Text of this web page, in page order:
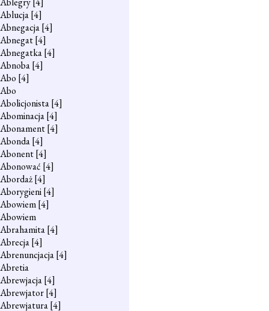
Ablucja[4]
Abnegacja[4]
Abnegat[4]
Abnegatka[4]
Abnoba[4]
Abo [4]
Abo
Abolicjonista[4]
Abominacja[4]
Abonament[4]
Abonda[4]
Abonent[4]
Abonować [4]
Abordaż[4]
Aborygieni[4]
Abowiem[4]
Abowiem
Abrahamita[4]
Abrecja[4]
Abrenuncjacja[4]
Abretia
Abrewjacja[4]
Abrewjator[4]
Abrewjatura[4]